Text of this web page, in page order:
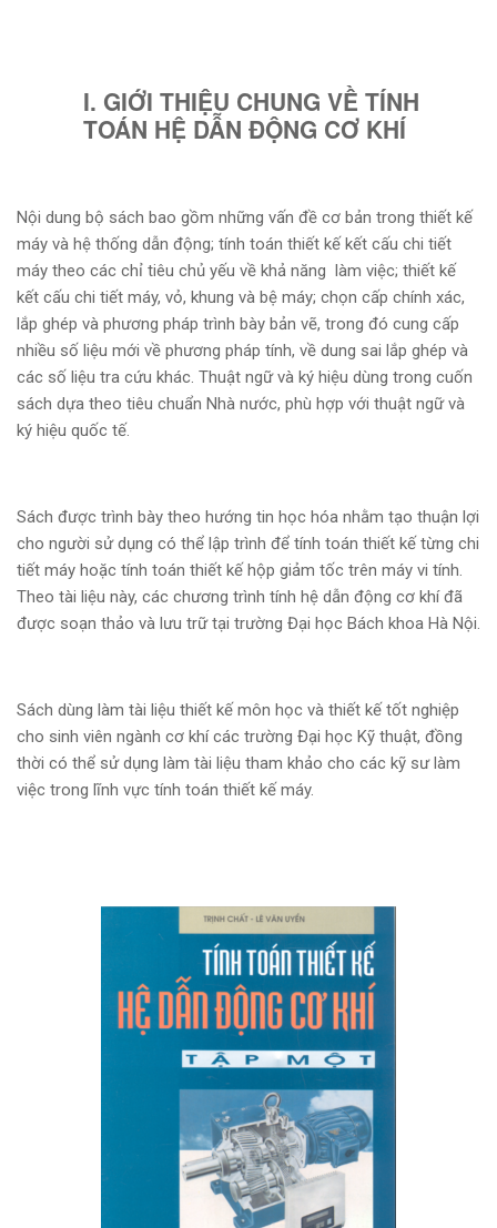
I. GIỚI THIỆU CHUNG VỀ TÍNH
TOÁN HỆ DẪN ĐỘNG CƠ KHÍ
Nội dung bộ sách bao gồm những vấn đề cơ bản trong thiết kế
máy và hệ thống dẫn động; tính toán thiết kế kết cấu chi tiết
máy theo các chỉ tiêu chủ yếu về khả năng làm việc; thiết kế
kết cấu chi tiết máy, vỏ, khung và bệ máy; chọn cấp chính xác,
lắp ghép và phương pháp trình bày bản vẽ, trong đó cung cấp
nhiều số liệu mới về phương pháp tính, về dung sai lắp ghép và
các số liệu tra cứu khác. Thuật ngữ và ký hiệu dùng trong cuốn
sách dựa theo tiêu chuẩn Nhà nước, phù hợp với thuật ngữ và
ký hiệu quốc tế.
Sách được trình bày theo hướng tin học hóa nhằm tạo thuận lợi
cho người sử dụng có thể lập trình để tính toán thiết kế từng chi
tiết máy hoặc tính toán thiết kế hộp giảm tốc trên máy vi tính.
Theo tài liệu này, các chương trình tính hệ dẫn động cơ khí đã
được soạn thảo và lưu trữ tại trường Đại học Bách khoa Hà Nội.
Sách dùng làm tài liệu thiết kế môn học và thiết kế tốt nghiệp
cho sinh viên ngành cơ khí các trường Đại học Kỹ thuật, đồng
thời có thể sử dụng làm tài liệu tham khảo cho các kỹ sư làm
việc trong lĩnh vực tính toán thiết kế máy.